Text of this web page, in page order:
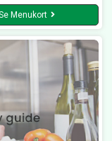
Menukort